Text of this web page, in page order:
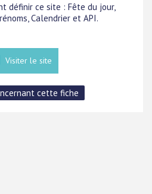
définir ce site : Fête du jour,
Calendrier et API.
Visiter le site